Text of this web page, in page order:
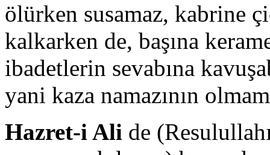
ölürken susamaz, kabrine
kalkarken de, başına
ibadetlerin sevabına
yani kaza namazının
Hazret-i Ali de